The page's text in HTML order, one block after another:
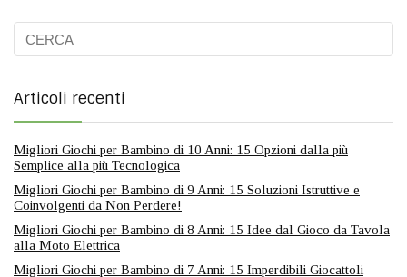
Articoli recenti
Migliori Giochi per Bambino di 10 Anni: 15 Opzioni dalla più
Semplice alla più Tecnologica
Migliori Giochi per Bambino di 9 Anni: 15 Soluzioni Istruttive e
Coinvolgenti da Non Perdere!
Migliori Giochi per Bambino di 8 Anni: 15 Idee dal Gioco da Tavola
alla Moto Elettrica
Migliori Giochi per Bambino di 7 Anni: 15 Imperdibili Giocattoli